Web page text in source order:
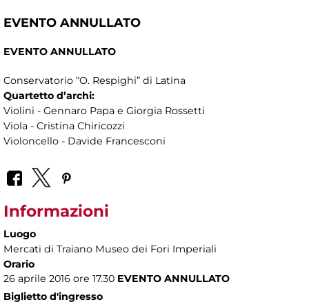
EVENTO ANNULLATO
EVENTO ANNULLATO
Conservatorio “O. Respighi” di Latina
Quartetto d’archi:
Violini - Gennaro Papa e Giorgia Rossetti
Viola - Cristina Chiricozzi
Violoncello - Davide Francesconi
Informazioni
Luogo
Mercati di Traiano Museo dei Fori Imperiali
Orario
26 aprile 2016 ore 17.30 EVENTO ANNULLATO
Biglietto d'ingresso